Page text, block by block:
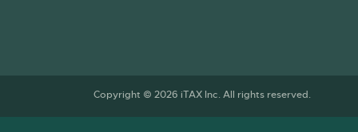
Copyright © 2026 iTAX Inc. All rights reserved.